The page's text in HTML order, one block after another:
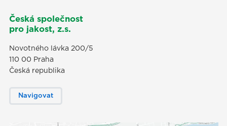
Česká společnost
pro jakost, z.s.
Novotného lávka 200/5
110 00 Praha
Česká republika
Navigovat